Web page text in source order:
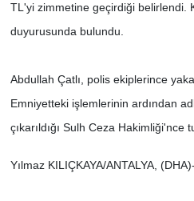
TL'yi zimmetine geçirdiği belirlendi.
duyurusunda bulundu.
Abdullah Çatlı, polis ekiplerince
Emniyetteki işlemlerinin ardından
çıkarıldığı Sulh Ceza Hakimliği'nce
Yılmaz KILIÇKAYA/ANTALYA, (DHA)-